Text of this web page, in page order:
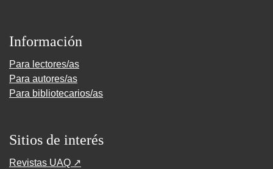
Información
Para lectores/as
Para autores/as
Para bibliotecarios/as
Sitios de interés
Revistas UAQ ↗